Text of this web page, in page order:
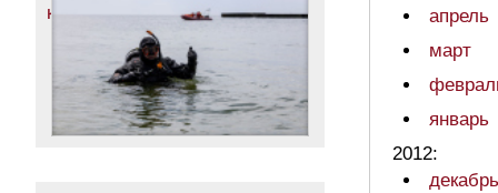
к лету (фото)
апрель
март
январь
2012:
декабрь